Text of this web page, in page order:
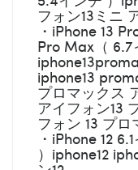
フォン13ミニ
・iPhone 13
Pro Max（ 6.7
iphone13
プロマックス
アイフォン13
フォン 13 プロ
・iPhone 12
）iphone12